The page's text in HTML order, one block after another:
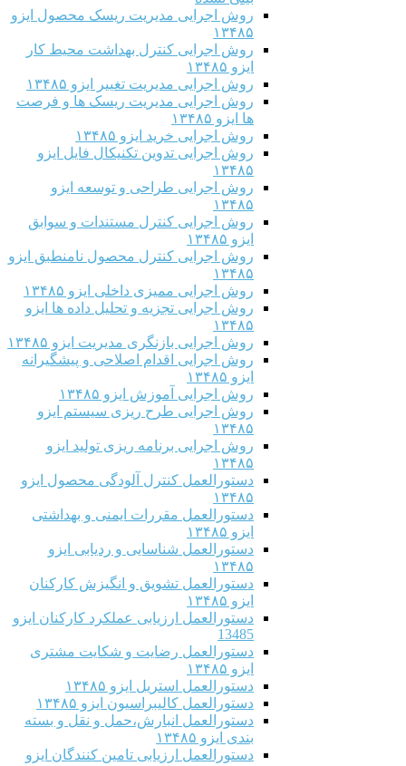
روش اجرایی مدیریت ریسک محصول ایزو
۱۳۴۸۵
روش اجرایی کنترل بهداشت محیط کار
ایزو ۱۳۴۸۵
روش اجرایی مدیریت تغییر ایزو ۱۳۴۸۵
روش اجرایی مدیریت ریسک ها و فرصت
ها ایزو ۱۳۴۸۵
روش اجرایی خرید ایزو ۱۳۴۸۵
روش اجرایی تدوین تکنیکال فایل ایزو
۱۳۴۸۵
روش اجرایی طراحی و توسعه ایزو
۱۳۴۸۵
روش اجرایی کنترل مستندات و سوابق
ایزو ۱۳۴۸۵
روش اجرایی کنترل محصول نامنطبق ایزو
۱۳۴۸۵
روش اجرایی ممیزی داخلی ایزو ۱۳۴۸۵
روش اجرایی تجزیه و تحلیل داده ها ایزو
۱۳۴۸۵
روش اجرایی بازنگری مدیریت ایزو ۱۳۴۸۵
روش اجرایی اقدام اصلاحی و پیشگیرانه
ایزو ۱۳۴۸۵
روش اجرایی آموزش ایزو ۱۳۴۸۵
روش اجرایی طرح ریزی سیستم ایزو
۱۳۴۸۵
روش اجرایی برنامه ریزی تولید ایزو
۱۳۴۸۵
دستورالعمل کنترل آلودگی محصول ایزو
۱۳۴۸۵
دستورالعمل مقررات ایمنی و بهداشتی
ایزو ۱۳۴۸۵
دستورالعمل شناسایی و ردیابی ایزو
۱۳۴۸۵
دستورالعمل تشویق و انگیزش کارکنان
ایزو ۱۳۴۸۵
دستورالعمل ارزیابی عملکرد کارکنان ایزو
13485
دستورالعمل رضایت و شکایت مشتری
ایزو ۱۳۴۸۵
دستورالعمل استریل ایزو ۱۳۴۸۵
دستورالعمل کالیبراسیون ایزو ۱۳۴۸۵
دستورالعمل انبارش،حمل و نقل و بسته
بندی ایزو ۱۳۴۸۵
دستورالعمل ارزیابی تامین کنندگان ایزو